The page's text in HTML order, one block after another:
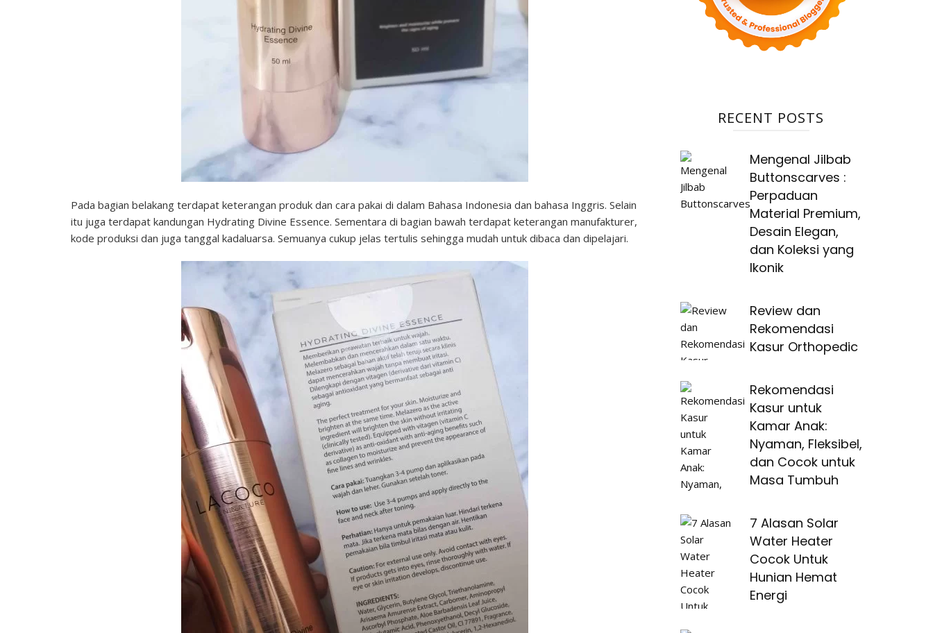
Pada bagian belakang terdapat keterangan produk dan cara pakai di dalam Bahasa Indonesia dan bahasa Inggris. Selain
itu juga terdapat kandungan Hydrating Divine Essence. Sementara di bagian bawah terdapat keterangan manufakturer,
kode produksi dan juga tanggal kadaluarsa. Semuanya cukup jelas tertulis sehingga mudah untuk dibaca dan dipelajari.
RECENT POSTS
Mengenal Jilbab
Buttonscarves :
Perpaduan
Material Premium,
Desain Elegan,
dan Koleksi yang
Ikonik
Review dan
Rekomendasi
Kasur Orthopedic
Rekomendasi
Kasur untuk
Kamar Anak:
Nyaman, Fleksibel,
dan Cocok untuk
Masa Tumbuh
7 Alasan Solar
Water Heater
Cocok Untuk
Hunian Hemat
Energi